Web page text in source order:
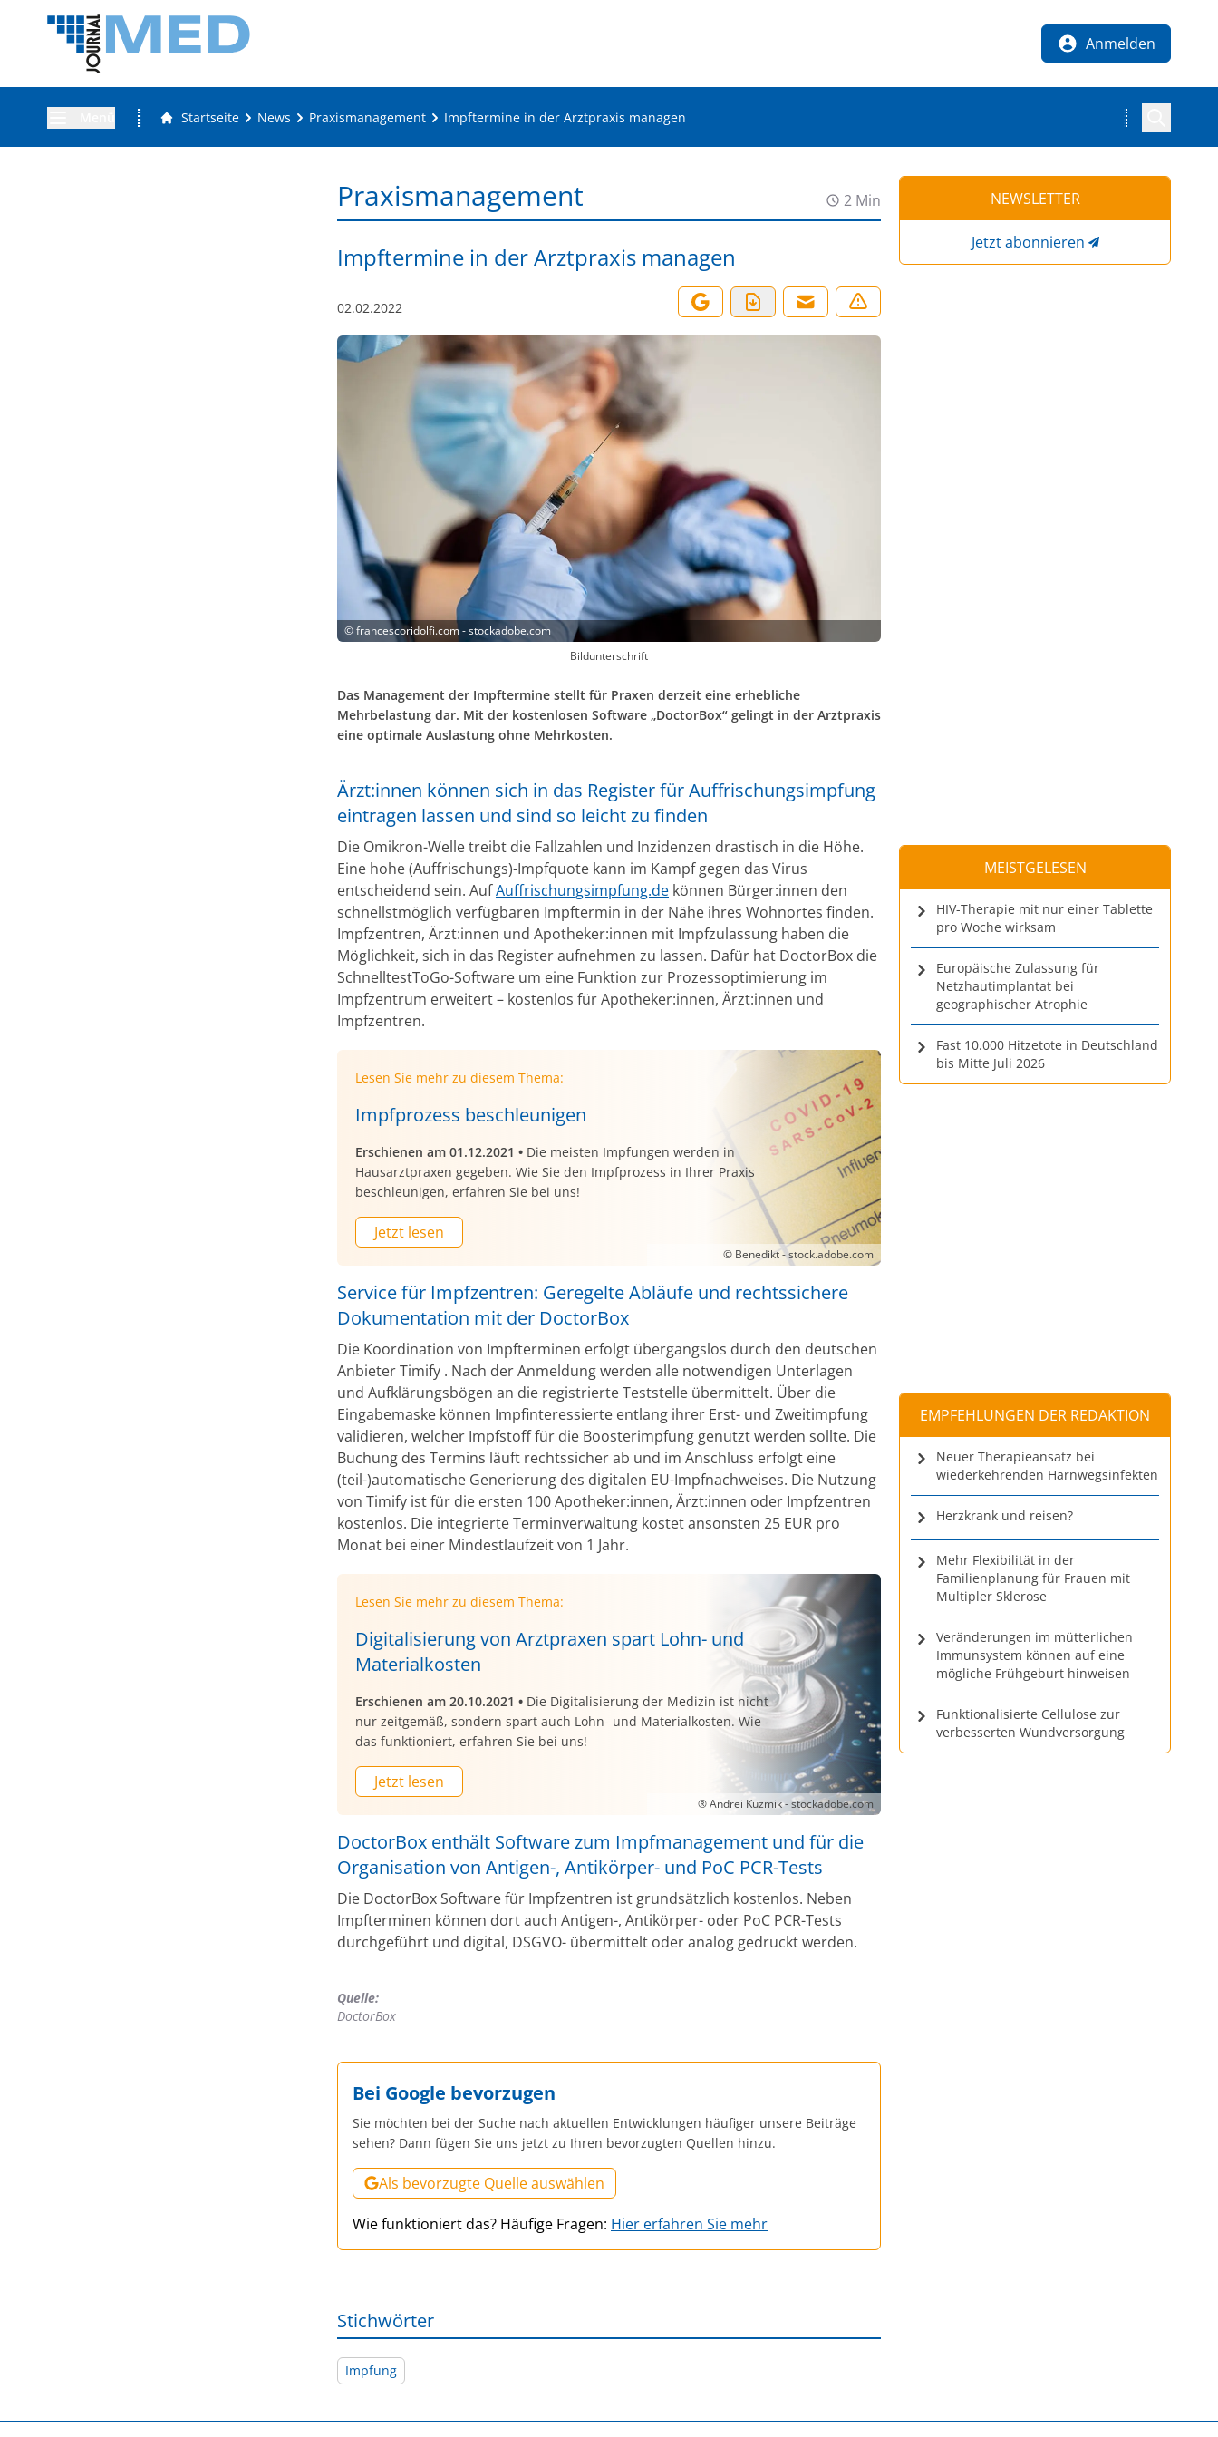
Anmelden
Startseite News Praxismanagement Impftermine in der Arztpraxis managen
Praxismanagement 2 Min
Impftermine in der Arztpraxis managen
02.02.2022
©francescoridolfi.com - stockadobe.com
Bildunterschrift
Das Management der Impftermine stellt für Praxen derzeit eine erhebliche
Mehrbelastung dar. Mit der kostenlosen Software „DoctorBox“ gelingt in der Arztpraxis
eine optimale Auslastung ohne Mehrkosten.
Ärzt:innen können sich in das Register für Auffrischungsimpfung
eintragen lassen und sind so leicht zu finden
Die Omikron-Welle treibt die Fallzahlen und Inzidenzen drastisch in die Höhe.
Eine hohe (Auffrischungs)-Impfquote kann im Kampf gegen das Virus
entscheidend sein. AufAuffrischungsimpfung.de können Bürger:innen den
schnellstmöglich verfügbaren Impftermin in der Nähe ihres Wohnortes finden.
Impfzentren, Ärzt:innen und Apotheker:innen mit Impfzulassung haben die
Möglichkeit, sich in das Register aufnehmen zu lassen. Dafür hat DoctorBox die
SchnelltestToGo-Software um eine Funktion zur Prozessoptimierung im
Impfzentrum erweitert – kostenlos für Apotheker:innen, Ärzt:innen und
Impfzentren.
Lesen Sie mehr zu diesem Thema:
Impfprozess beschleunigen
Erschienen am 01.12.2021 • Die meisten Impfungen werden in
Hausarztpraxen gegeben. Wie Sie den Impfprozess in Ihrer Praxis
beschleunigen, erfahren Sie bei uns!
Jetzt lesen
© Benedikt - stock.adobe.com
Service für Impfzentren: Geregelte Abläufe und rechtssichere
Dokumentation mit der DoctorBox
Die Koordination von Impfterminen erfolgt übergangslos durch den deutschen
Anbieter Timify . Nach der Anmeldung werden alle notwendigen Unterlagen
und Aufklärungsbögen an die registrierte Teststelle übermittelt. Über die
Eingabemaske können Impfinteressierte entlang ihrer Erst- und Zweitimpfung
validieren, welcher Impfstoff für die Boosterimpfung genutzt werden sollte. Die
Buchung des Termins läuft rechtssicher ab und im Anschluss erfolgt eine
(teil-)automatische Generierung des digitalen EU-Impfnachweises. Die Nutzung
von Timify ist für die ersten 100 Apotheker:innen, Ärzt:innen oder Impfzentren
kostenlos. Die integrierte Terminverwaltung kostet ansonsten 25 EUR pro
Monat bei einer Mindestlaufzeit von 1 Jahr.
Lesen Sie mehr zu diesem Thema:
Digitalisierung von Arztpraxen spart Lohn- und
Materialkosten
Erschienen am 20.10.2021 • Die Digitalisierung der Medizin ist nicht
nur zeitgemäß, sondern spart auch Lohn- und Materialkosten. Wie
das funktioniert, erfahren Sie bei uns!
Jetzt lesen
® Andrei Kuzmik - stockadobe.com
DoctorBox enthält Software zum Impfmanagement und für die
Organisation von Antigen-, Antikörper- und PoC PCR-Tests
Die DoctorBox Software für Impfzentren ist grundsätzlich kostenlos. Neben
Impfterminen können dort auch Antigen-, Antikörper- oder PoC PCR-Tests
durchgeführt und digital, DSGVO- übermittelt oder analog gedruckt werden.
Quelle:
DoctorBox
Bei Google bevorzugen
Sie möchten bei der Suche nach aktuellen Entwicklungen häufiger unsere Beiträge
sehen? Dann fügen Sie uns jetzt zu Ihren bevorzugten Quellen hinzu.
Als bevorzugte Quelle auswählen
Wie funktioniert das? Häufige Fragen: Hier erfahren Sie mehr
Stichwörter
Impfung
NEWSLETTER
Jetzt abonnieren
MEISTGELESEN
HIV-Therapie mit nur einer Tablette
pro Woche wirksam
Europäische Zulassung für
Netzhautimplantat bei
geographischer Atrophie
Fast 10.000 Hitzetote in Deutschland
bis Mitte Juli 2026
EMPFEHLUNGEN DER REDAKTION
Neuer Therapieansatz bei
wiederkehrenden Harnwegsinfekten
Herzkrank und reisen?
Mehr Flexibilität in der
Familienplanung für Frauen mit
Multipler Sklerose
Veränderungen im mütterlichen
Immunsystem können auf eine
mögliche Frühgeburt hinweisen
Funktionalisierte Cellulose zur
verbesserten Wundversorgung